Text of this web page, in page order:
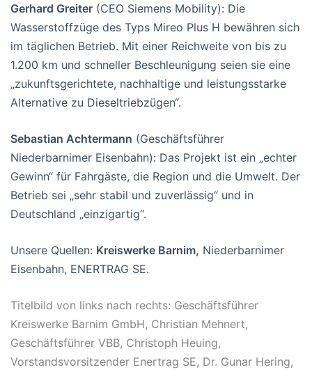
Gerhard Greiter (CEO Siemens Mobility): Die
Wasserstoffzüge des Typs Mireo Plus H bewähren sich
im täglichen Betrieb. Mit einer Reichweite von bis zu
1.200 km und schneller Beschleunigung seien sie eine
„zukunftsgerichtete, nachhaltige und leistungsstarke
Alternative zu Dieseltriebzügen“.
Sebastian Achtermann (Geschäftsführer
Niederbarnimer Eisenbahn): Das Projekt ist ein „echter
Gewinn“ für Fahrgäste, die Region und die Umwelt. Der
Betrieb sei „sehr stabil und zuverlässig“ und in
Deutschland „einzigartig“.
Unsere Quellen: Kreiswerke Barnim, Niederbarnimer
Eisenbahn, ENERTRAG SE.
Titelbild von links nach rechts: Geschäftsführer
Kreiswerke Barnim GmbH, Christian Mehnert,
Geschäftsführer VBB, Christoph Heuing,
Vorstandsvorsitzender Enertrag SE, Dr. Gunar Hering,